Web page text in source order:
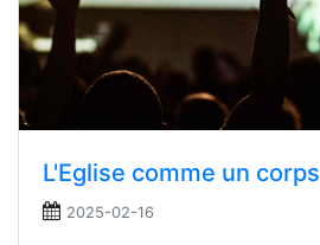
L'Eglise comme un corps
2025-02-16